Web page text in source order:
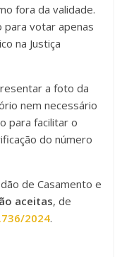
fora da validade.
para votar apenas
na Justiça
a foto da
nem necessário
para facilitar o
do número
de Casamento e
aceitas, de
2024.